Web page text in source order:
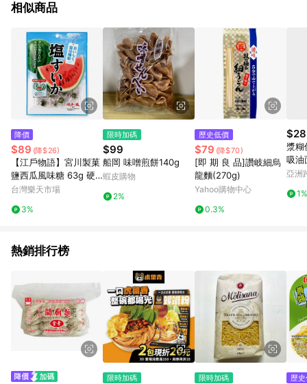
的購回饋活動享Yahoo超贈點回饋者 - 購物中心商店之商品：商
3. 訂單回饋金額將扣除運費/購物金/超贈點/福利金/紅利折抵/折
價券等虛擬貨幣折抵 4. 大宗採購或批發轉賣不具回饋資格： 如
有相關事證認定您為大宗採購、批發轉賣而非最終消費使用者，
相關認定以Yahoo購物中心之認定為準
相似商品
降價
$89 (降$26)
【江戶物語】宮川製菓
鹽西瓜風味糖 63g 硬
糖 迷你西瓜造型糖 鹽
方之鹽 鹽分補給 日本
台灣樂天市場
3%
限時加碼
$99
船岡 味噌煎餅140g
蝦皮購物
2%
歷史低價
$79 (降$70)
[即 期 良 品]讚岐細烏
龍麵(270g)
Yahoo購物中心
0.3%
漿糊
吸
亞洲
1%
熱銷排行榜
限時加碼 限時加碼 歷